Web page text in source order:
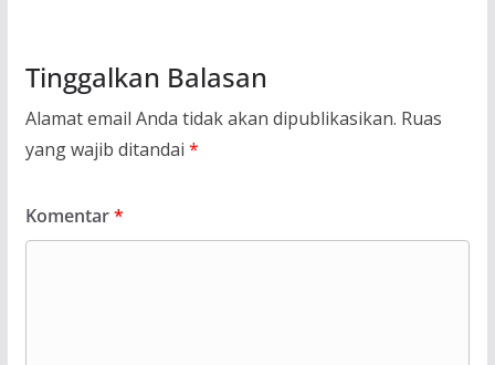
Tinggalkan Balasan
Alamat email Anda tidak akan dipublikasikan. Ruas
yang wajib ditandai *
Komentar*